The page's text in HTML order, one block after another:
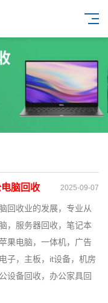
2025-09-07
脑回收
回收业的发展，专业从
，服务器回收，笔记本
果电脑，一体机，广告
子，主板，it设备，机房
设备回收，办公家具回